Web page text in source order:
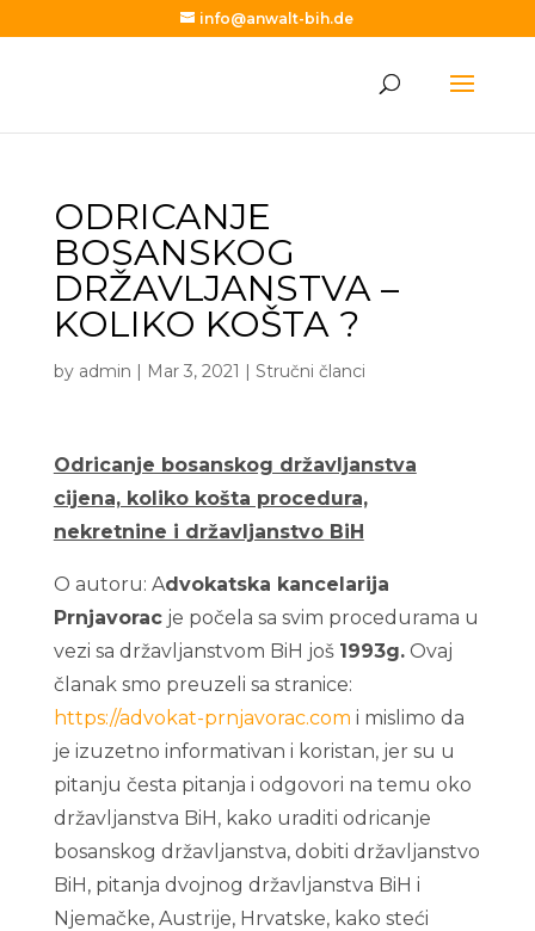
info@anwalt-bih.de
ODRICANJE
BOSANSKOG
DRŽAVLJANSTVA –
KOLIKO KOŠTA ?
by admin | Mar 3, 2021 | Stručni članci
Odricanje bosanskog državljanstva
cijena, koliko košta procedura,
nekretnine i državljanstvo BiH
O autoru: Advokatska kancelarija
Prnjavoracje počela sa svim procedurama u
vezi sa državljanstvom BiH još 1993g.Ovaj
članak smo preuzeli sa stranice:
https://advokat-prnjavorac.com i mislimo da
je izuzetno informativan i koristan, jer su u
pitanju česta pitanja i odgovori na temu oko
državljanstva BiH, kako uraditi odricanje
bosanskog državljanstva, dobiti državljanstvo
BiH, pitanja dvojnog državljanstva BiH i
Njemačke, Austrije, Hrvatske, kako steći